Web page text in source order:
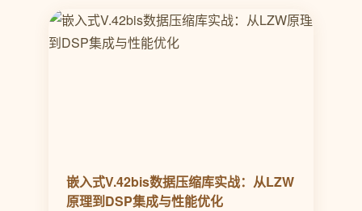
嵌入式V.42bis数据压缩库实战：从LZW
原理到DSP集成与性能优化